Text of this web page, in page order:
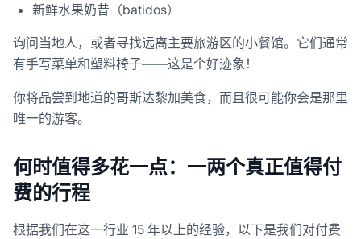
新鲜水果奶昔（batidos）
询问当地人，或者寻找远离主要旅游区的小餐馆。它们通常
有手写菜单和塑料椅子——这是个好迹象！
你将品尝到地道的哥斯达黎加美食，而且很可能你会是那里
唯一的游客。
何时值得多花一点：一两个真正值得付
费的行程
根据我们在这一行业 15 年以上的经验，以下是我们对付费